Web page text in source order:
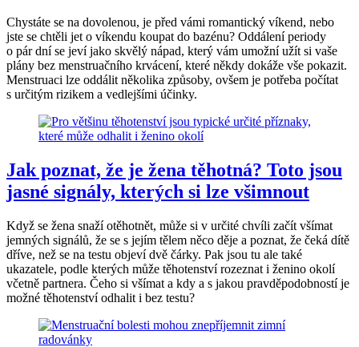
Chystáte se na dovolenou, je před vámi romantický víkend, nebo
jste se chtěli jet o víkendu koupat do bazénu? Oddálení periody
o pár dní se jeví jako skvělý nápad, který vám umožní užít si vaše
plány bez menstruačního krvácení, které někdy dokáže vše pokazit.
Menstruaci lze oddálit několika způsoby, ovšem je potřeba počítat
s určitým rizikem a vedlejšími účinky.
Jak poznat, že je žena těhotná? Toto jsou
jasné signály, kterých si lze všimnout
Když se žena snaží otěhotnět, může si v určité chvíli začít všímat
jemných signálů, že se s jejím tělem něco děje a poznat, že čeká dítě
dříve, než se na testu objeví dvě čárky. Pak jsou tu ale také
ukazatele, podle kterých může těhotenství rozeznat i ženino okolí
včetně partnera. Čeho si všímat a kdy a s jakou pravděpodobností je
možné těhotenství odhalit i bez testu?